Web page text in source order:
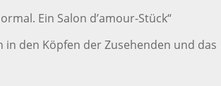
Ein Salon d’amour-Stück“
in den Köpfen der Zusehenden und das